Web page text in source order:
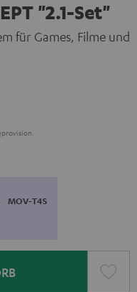
"2.1-Set"
für Games, Filme und
MOV-T4S